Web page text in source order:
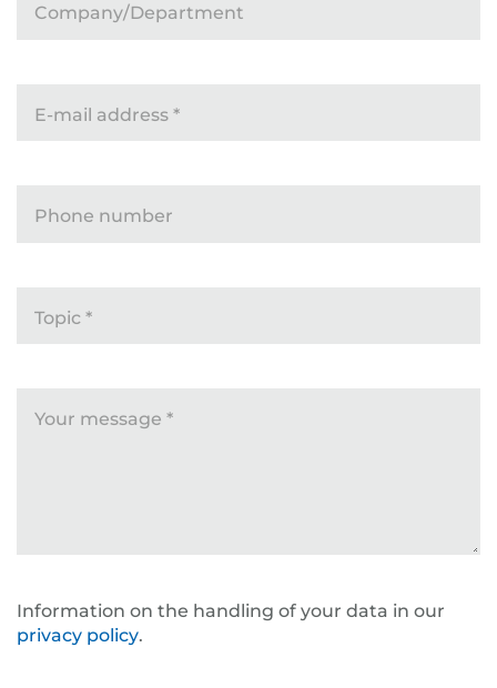
Company/Department
E-mail address *
Phone number
Topic *
Your message *
Information on the handling of your data in our
privacy policy.